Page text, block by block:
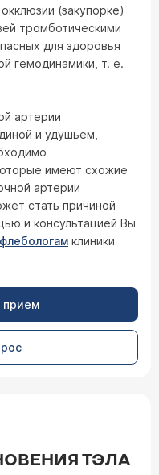
(закупорке)
тромботическими
для здоровья
гемодинамики, т. е.
артерии
и удушьем,
имеют схожие
артерии
стать причиной
и консультацией Вы
флебологам клиники
прием
ТЭЛА